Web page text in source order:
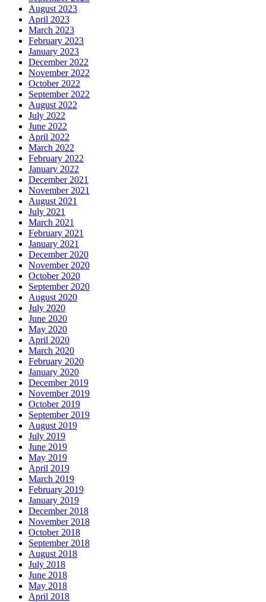
August 2023
April 2023
March 2023
February 2023
January 2023
December 2022
November 2022
October 2022
September 2022
August 2022
July 2022
June 2022
April 2022
March 2022
February 2022
January 2022
December 2021
November 2021
August 2021
July 2021
March 2021
February 2021
January 2021
December 2020
November 2020
October 2020
September 2020
August 2020
July 2020
June 2020
May 2020
April 2020
March 2020
February 2020
January 2020
December 2019
November 2019
October 2019
September 2019
August 2019
July 2019
June 2019
May 2019
April 2019
March 2019
February 2019
January 2019
December 2018
November 2018
October 2018
September 2018
August 2018
July 2018
June 2018
May 2018
April 2018